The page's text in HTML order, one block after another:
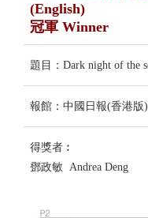
(English)
冠軍 Winner
題目：Dark night of the
報館：中國日報(香港版
得獎者︰
鄧政敏 Andrea Deng